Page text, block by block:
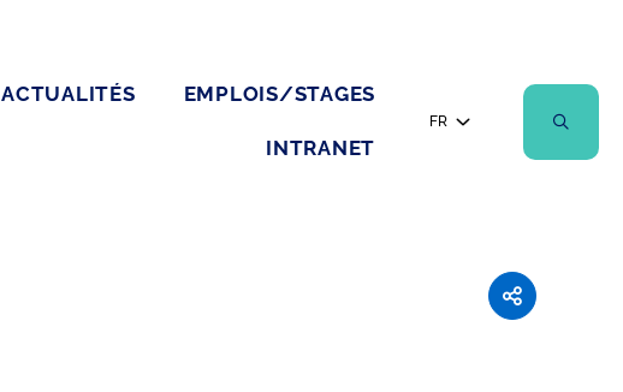
ACTUALITÉS EMPLOIS/STAGES
INTRANET
FR